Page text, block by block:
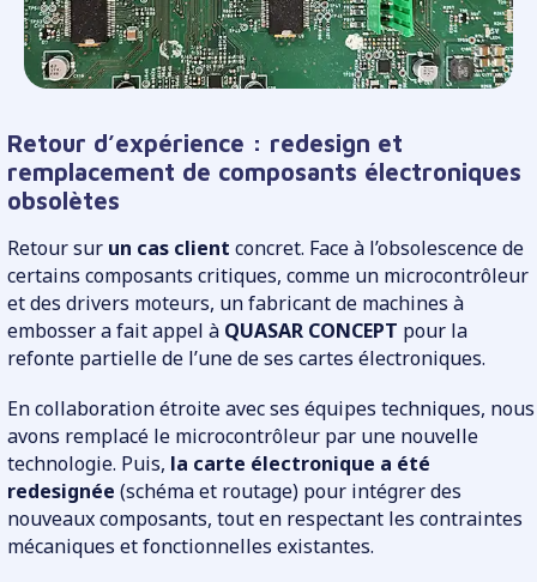
Retour d’expérience : redesign et
remplacement de composants électroniques
obsolètes
Retour sur un cas client concret. Face à l’obsolescence de
certains composants critiques, comme un microcontrôleur
et des drivers moteurs, un fabricant de machines à
embosser a fait appel à QUASAR CONCEPT pour la
refonte partielle de l’une de ses cartes électroniques.
En collaboration étroite avec ses équipes techniques, nous
avons remplacé le microcontrôleur par une nouvelle
technologie. Puis, la carte électronique a été
redesignée (schéma et routage) pour intégrer des
nouveaux composants, tout en respectant les contraintes
mécaniques et fonctionnelles existantes.